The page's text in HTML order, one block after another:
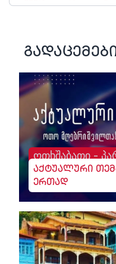
ოთხშაბათი -
აქტუალური
ერთად